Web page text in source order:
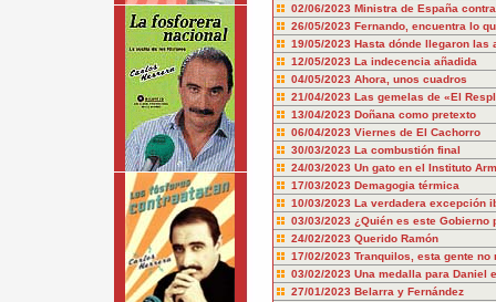
02/06/2023 Ministra de España
26/05/2023 Fernando, encuentra lo
19/05/2023 Hasta dónde llegaron las
12/05/2023 La indecencia añadida
04/05/2023 Ahora, unos cuadros
21/04/2023 Las gemelas de «El
13/04/2023 Doñana como pretexto
06/04/2023 Viernes de El Cachorro
30/03/2023 La combustión final
24/03/2023 Un gato en el Instituto
17/03/2023 Demagogia térmica
10/03/2023 La verdadera excepción
03/03/2023 ¿Quién es este Gobierno
24/02/2023 Querido Ramón
17/02/2023 Tranquilos, esta gente no
03/02/2023 Una medalla para Daniel
27/01/2023 Belarra y Fernández